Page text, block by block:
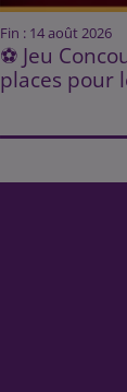
Fin : 14 août 2026
⚽ Jeu
places pour